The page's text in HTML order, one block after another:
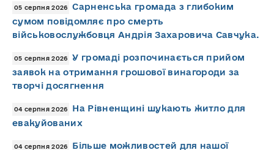
05 серпня 2026
Сарненська громада з глибоким
сумом повідомляє про смерть
військовослужбовця Андрія Захаровича Савчука.
05 серпня 2026
У громаді розпочинається прийом
заявок на отримання грошової винагороди за
творчі досягнення
04 серпня 2026
На Рівненщині шукають житло для
евакуйованих
04 серпня 2026 Більше можливостей для нашої